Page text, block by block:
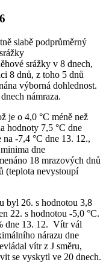
slabě podprůměrný
srážky v 8 dnech,
8 dnů, z toho 5 dnů
výborná dohlednost.
námraza.
je o 4,0 °C méně než
hodnoty 7,5 °C dne
-7,4 °C dne 13. 12.,
dne
18 mrazových dnů
(teplota nevystoupí
byl 26. s hodnotou 3,8
22. s hodnotou -5,0 °C.
dne 13. 12. Vítr vál
nárazu dne
vítr z J směru,
se vyskytl ve 20 dnech.